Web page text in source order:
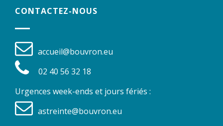
CONTACTEZ-NOUS
accueil@bouvron.eu
02 40 56 32 18
Urgences week-ends et jours fériés :
astreinte@bouvron.eu